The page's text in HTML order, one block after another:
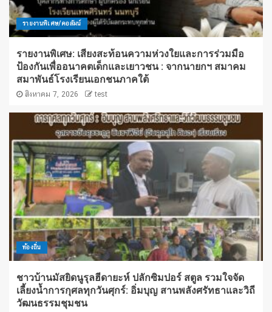
รายงานพิเศษ/คอลัมน์
รายงานพิเศษ: เสียงสะท้อนความห่วงใยและการร่วมมือ
ป้องกันเพื่ออนาคตเด็กและเยาวชน : จากนายกฯ สมาคม
สมาพันธ์โรงเรียนเอกชนภาคใต้
สิงหาคม 7, 2026 test
ท้องถิ่น
ชาวบ้านมัสยิดนูรุลฮีดายะห์ ปลักซิมปอร์ สตูล รวมใจจัด
เลี้ยงน้ำการกุศลทุกวันศุกร์: อิ่มบุญ สานพลังศรัทธาและวิถี
วัฒนธรรมชุมชน